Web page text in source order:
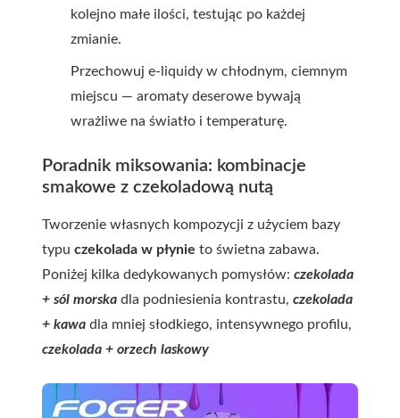
kolejno małe ilości, testując po każdej
zmianie.
Przechowuj e-liquidy w chłodnym, ciemnym
miejscu — aromaty deserowe bywają
wrażliwe na światło i temperaturę.
Poradnik miksowania: kombinacje
smakowe z czekoladową nutą
Tworzenie własnych kompozycji z użyciem bazy
typu czekolada w płynie to świetna zabawa.
Poniżej kilka dedykowanych pomysłów: czekolada
+ sól morska dla podniesienia kontrastu, czekolada
+ kawa dla mniej słodkiego, intensywnego profilu,
czekolada + orzech laskowy